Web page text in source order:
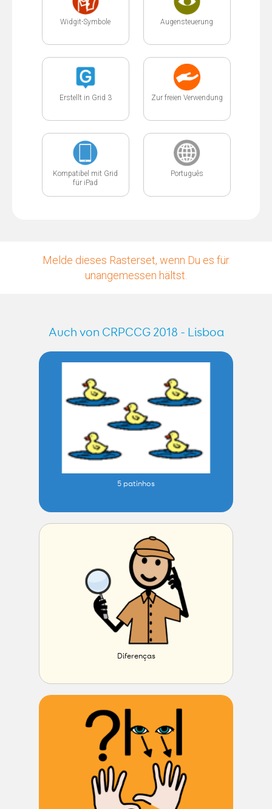
Widgit-Symbole Augensteuerung
Erstellt in Grid 3 Zur freien Verwendung
Kompatibel mit Grid
für iPad
Português
Melde dieses Rasterset, wenn Du es für
unangemessen hältst.
Auch von CRPCCG 2018 - Lisboa
5 patinhos
Diferenças